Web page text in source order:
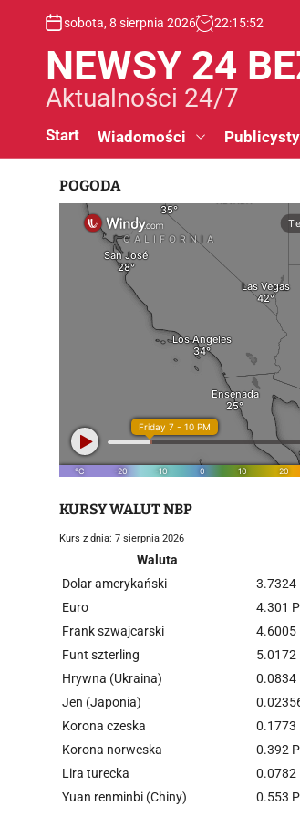
sobota, 8 sierpnia 2026 22:15:53
NEWSY 24
Aktualności 24/7
Start Wiadomości
POGODA
KURSY WALUT NBP
Kurs z dnia: 7 sierpnia 2026
Waluta
Dolar amerykański
3.7324
Euro
4.301
Frank szwajcarski
4.6005
Funt szterling
5.0172
Hrywna (Ukraina)
0.0834
Jen (Japonia)
Korona czeska
0.1773
Korona norweska
0.392
Lira turecka
0.0782
Yuan renminbi (Chiny)
0.553